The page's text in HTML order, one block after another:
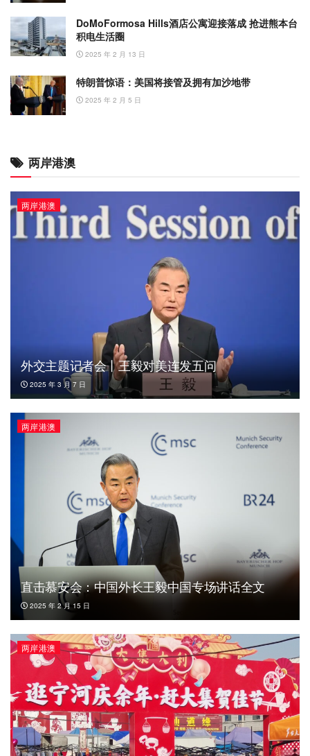
DoMoFormosa Hills酒店公寓迎接落成 抢进熊本台
积电生活圈
2025 年 2 月 13 日
特朗普惊语：美国将接管及拥有加沙地带
2025 年 2 月 5 日
两岸港澳
两岸港澳
外交主题记者会丨王毅对美连发五问
2025 年 3 月 7 日
两岸港澳
直击慕安会：中国外长王毅中国专场讲话全文
2025 年 2 月 15 日
两岸港澳